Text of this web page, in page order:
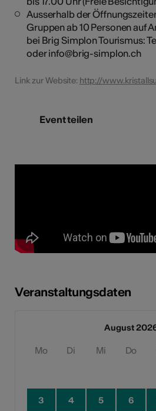
Ausserhalb der
Gruppen ab 10 Personen auf
bei Brig Simplon Tourismus:
oder info@brig-simplon.ch
Link zur Website: http://
Event teilen
Veranstaltungsdaten
August
Mo Di Mi Do
3 4 5 6